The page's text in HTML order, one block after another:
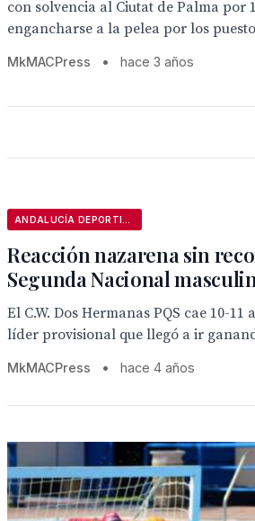
con solvencia al Ciutat de Palma por
engancharse a la pelea por los
MkMACPress • hace 3 años
Reacción nazarena sin
Segunda Nacional
El C.W. Dos Hermanas PQS cae 10-
líder provisional que llegó a ir
MkMACPress • hace 4 años